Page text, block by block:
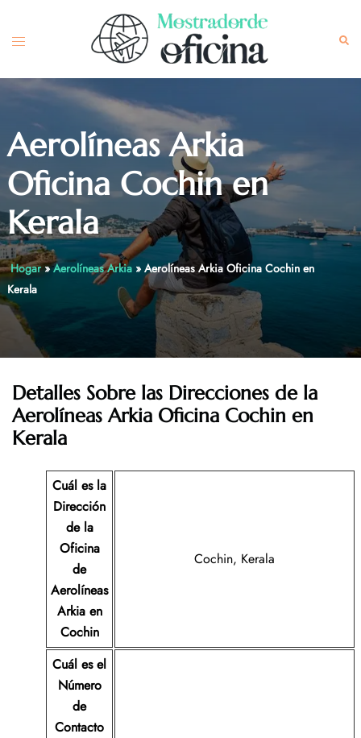
content
Toggle
Aerolíneas Arkia
Oficina Cochin en
Kerala
Hogar»Aerolíneas Arkia» Aerolíneas Arkia Oficina Cochin en
Kerala
Detalles Sobre las Direcciones de la
Aerolíneas Arkia Oficina Cochin en
Kerala
Cuál es la
Dirección
de la
Oficina
de
Aerolíneas
Arkia en
Cochin
Cochin, Kerala
Cuál es el
Número
de
Contacto